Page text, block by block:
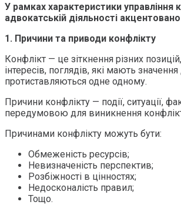
У рамках характеристики управління
адвокатській діяльності
1. Причини та приводи конфлікту
Конфлікт — це зіткнення різних
інтересів, поглядів, які мають
протиставляються одне одному.
Причини конфлікту — події, ситуації,
передумовою для виникнення
Причинами конфлікту можуть бути:
Обмеженість ресурсів;
Невизначеність перспектив;
Розбіжності в цінностях;
Недосконалість правил;
Тощо.